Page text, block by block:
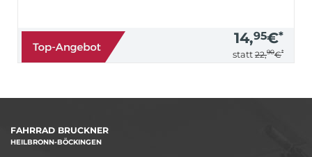
14,95€*
statt 22,90€*
FAHRRAD BRUCKNER
HEILBRONN-BÖCKINGEN